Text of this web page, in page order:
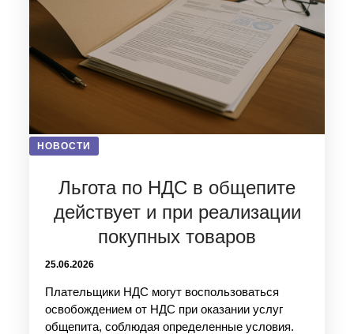
НОВОСТИ
Льгота по НДС в общепите
действует и при реализации
покупных товаров
25.06.2026
Плательщики НДС могут воспользоваться
освобождением от НДС при оказании услуг
общепита, соблюдая определенные условия.